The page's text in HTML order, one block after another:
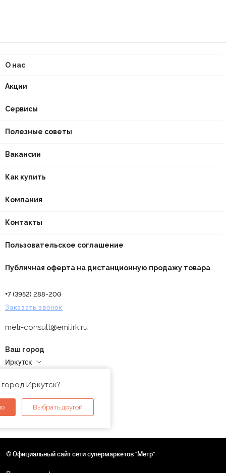
О нас
Акции
Сервисы
Полезные советы
Вакансии
Как купить
Компания
Контакты
Пользовательское соглашение
Публичная оферта на дистанционную продажу товара
+7 (3952) 288-200
Заказать звонок
metr-consult@emi.irk.ru
Ваш город
Иркутск
Иркутск?
Выбрать другой
© Официальный сайт сети супермаркетов "Метр"